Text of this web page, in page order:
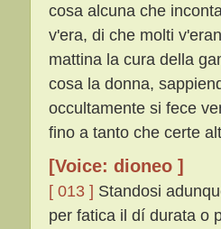
cosa alcuna che
v'era, di che molti
mattina la cura della
cosa la donna,
occultamente si fece
fino a tanto che certe
[Voice: dioneo ]
[ 013 ] Standosi
per fatica il dí durata o